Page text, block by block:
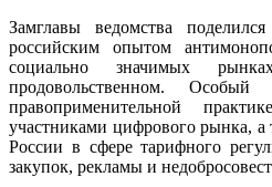
Замглавы ведомства
российским опытом
социально значимых
продовольственном.
правоприменительной
участниками цифрового рынка,
России в сфере тарифного
закупок, рекламы и